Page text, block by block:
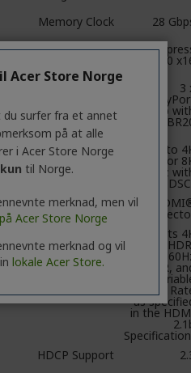
Memory Clock
28
PCI Express
PCI
5.0
Display
3
2.1b
(up to
480Hz or
165Hz
1 x
(Supports
120Hz
8K
HDR,
Refresh
as
in the
HDCP Support
Acer Store Norge
du surfer fra et annet
på at alle
i Acer Store Norge
kun til Norge.
merknad, men vil
Acer Store Norge
merknad og vil
lokale Acer Store.